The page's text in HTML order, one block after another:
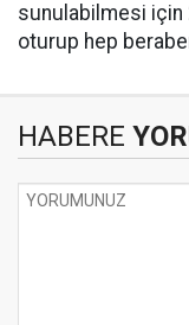
sunulabilmesi için
oturup hep
HABERE